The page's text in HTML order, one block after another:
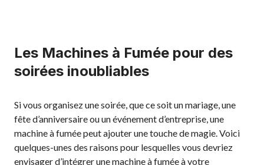
Les Machines à Fumée pour des
soirées inoubliables
Si vous organisez une soirée, que ce soit un mariage, une
fête d’anniversaire ou un événement d’entreprise, une
machine à fumée peut ajouter une touche de magie. Voici
quelques-unes des raisons pour lesquelles vous devriez
envisager d’intégrer une machine à fumée à votre